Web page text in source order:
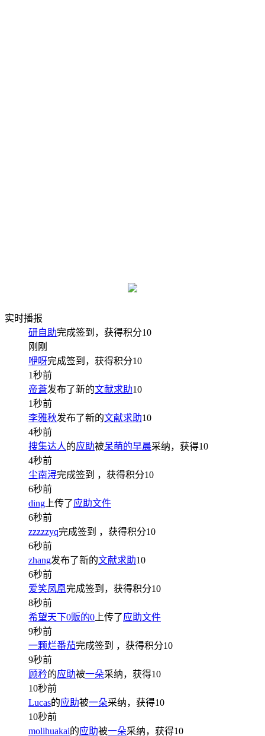
实时播报
研自助完成签到，获得积分10
刚刚
咿呀完成签到，获得积分10
1秒前
帝蒼发布了新的文献求助10
1秒前
李雅秋发布了新的文献求助10
4秒前
搜集达人的应助被呆萌的早晨采纳，获得10
4秒前
尘南浔完成签到 ，获得积分10
6秒前
ding 上传了应助文件
6秒前
zzzzzyq完成签到 ，获得积分10
6秒前
zhang发布了新的文献求助10
6秒前
爱笑凤凰完成签到，获得积分10
8秒前
希望天下0贩的0 上传了应助文件
9秒前
一颗烂番茄完成签到 ，获得积分10
9秒前
顾矜的应助被一朵采纳，获得10
10秒前
Lucas的应助被一朵采纳，获得10
10秒前
molihuakai的应助被一朵采纳，获得10